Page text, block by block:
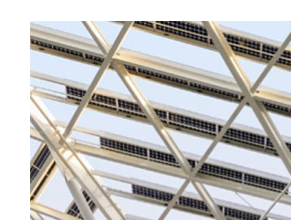
Share
四半期売上高は過去
データセンターの四
ら 93% 増
通年の売上高は過去
【プレス リリース】